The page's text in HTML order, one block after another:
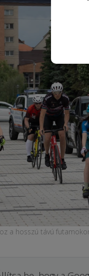
a hosszú távú